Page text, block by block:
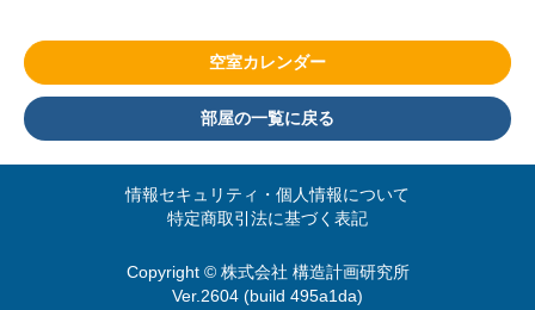
部屋の一覧に戻る
空室カレンダー
情報セキュリティ・個人情報について
特定商取引法に基づく表記
Copyright © 株式会社 構造計画研究所
Ver.2604 (build 495a1da)